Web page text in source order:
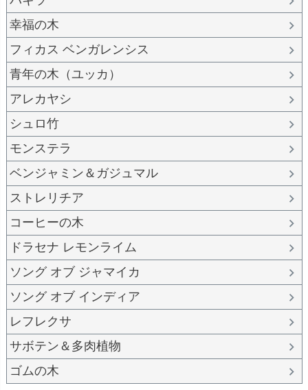
幸福の木
フィカス ベンガレンシス
青年の木（ユッカ）
アレカヤシ
シュロ竹
モンステラ
ベンジャミン＆ガジュマル
ストレリチア
コーヒーの木
ドラセナ レモンライム
ソング オブ ジャマイカ
ソング オブ インディア
レフレクサ
サボテン＆多肉植物
ゴムの木